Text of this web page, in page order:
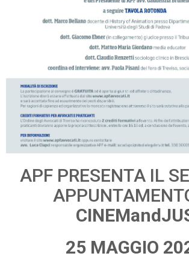
APF PRESENTA IL
25 MAGGIO